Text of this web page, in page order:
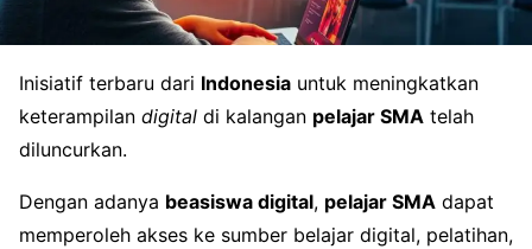
Inisiatif terbaru dari Indonesia untuk meningkatkan
keterampilan digital di kalangan pelajar SMA telah
diluncurkan.
Dengan adanya beasiswa digital, pelajar SMA dapat
memperoleh akses ke sumber belajar digital, pelatihan,